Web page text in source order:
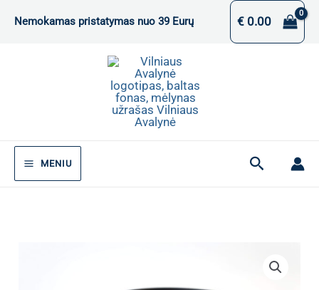
Nemokamas pristatymas nuo 39 Eurų €0.00
MENIU Paieška